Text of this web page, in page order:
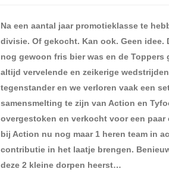
Na een aantal jaar promotieklasse te
divisie. Of gekocht. Kan ook. Geen
nog gewoon fris bier was en de
altijd vervelende en zeikerige
tegenstander en we verloren vaak een
samensmelting te zijn van Action en
overgestoken en verkocht voor een
bij Action nu nog maar 1 heren team in
contributie in het laatje brengen.
deze 2 kleine dorpen heerst…